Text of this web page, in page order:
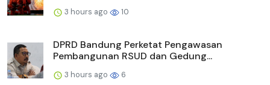
3 hours ago 10
DPRD Bandung Perketat Pengawasan
Pembangunan RSUD dan Gedung...
3 hours ago 6